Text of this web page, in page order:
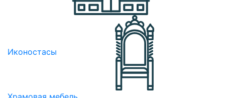
Иконостасы